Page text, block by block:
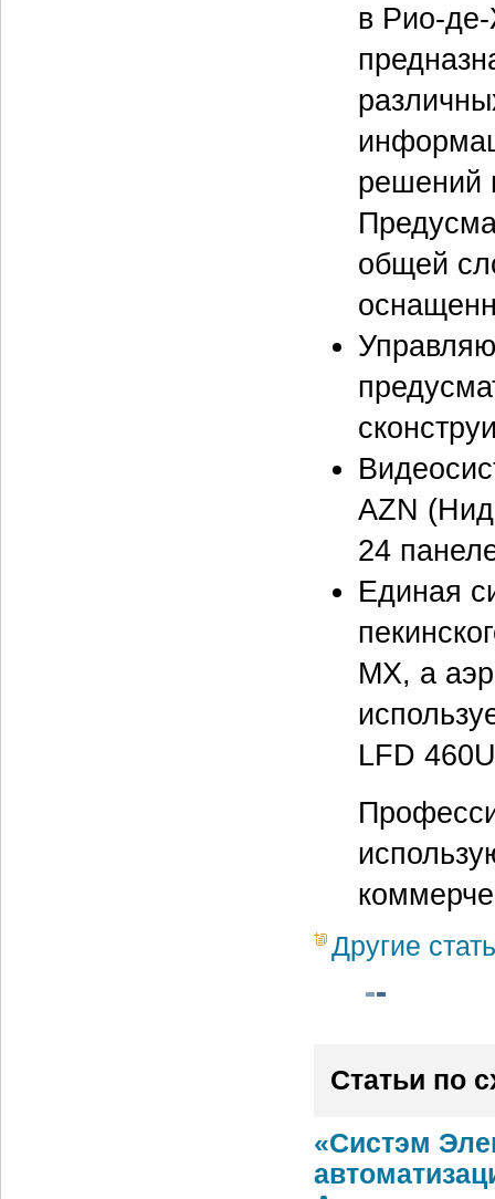
в
решений
общей
AZN
24
Единая
MX, а
LFD
Другие
Статьи по
«Систэм